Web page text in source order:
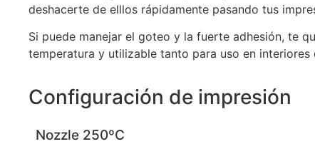
deshacerte de elllos rápidamente pasando tus
Si puede manejar el goteo y la fuerte adhesión, te
temperatura y utilizable tanto para uso en interiores
Configuración de impresión
Nozzle 250ºC